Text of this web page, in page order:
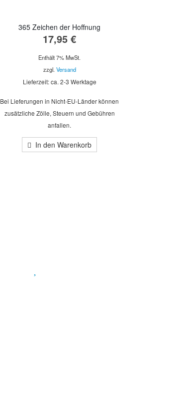
365 Zeichen der Hoffnung
17,95 €
Enthält 7% MwSt.
zzgl. Versand
Lieferzeit: ca. 2-3 Werktage
Bei Lieferungen in Nicht-EU-Länder können
zusätzliche Zölle, Steuern und Gebühren
anfallen.
In den Warenkorb